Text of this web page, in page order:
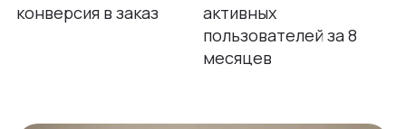
конверсия в заказ
активных
пользователей за 8
месяцев